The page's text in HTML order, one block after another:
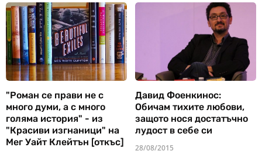
"Роман се прави не с
много думи, а с много
голяма история" - из
"Красиви изгнаници" на
Мег Уайт Клейтън [откъс]
Давид Фоенкинос:
Обичам тихите любови,
защото нося достатъчно
лудост в себе си
28/08/2015